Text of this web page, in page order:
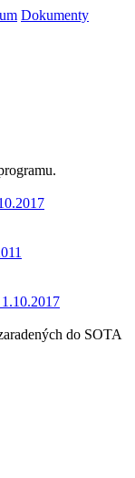
Dokumenty
do SOTA